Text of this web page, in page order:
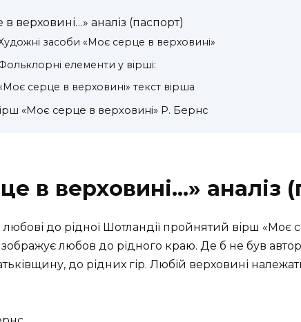
верховині…» аналіз (паспорт)
засоби «Моє серце в верховині»
елементи у вірші:
серце в верховині» текст вірша
«Моє серце в верховині» Р. Бернс
в верховині…» аналіз
до рідної Шотландії пройнятий вірш «Моє
зображує любов до рідного краю. Де б не був
до рідних гір. Любій верховині